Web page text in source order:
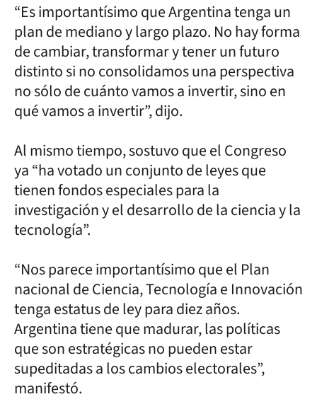
“Es importantísimo que Argentina tenga un
plan de mediano y largo plazo. No hay forma
de cambiar, transformar y tener un futuro
distinto si no consolidamos una perspectiva
no sólo de cuánto vamos a invertir, sino en
qué vamos a invertir”, dijo.
Al mismo tiempo, sostuvo que el Congreso
ya “ha votado un conjunto de leyes que
tienen fondos especiales para la
investigación y el desarrollo de la ciencia y la
tecnología”.
“Nos parece importantísimo que el Plan
nacional de Ciencia, Tecnología e Innovación
tenga estatus de ley para diez años.
Argentina tiene que madurar, las políticas
que son estratégicas no pueden estar
supeditadas a los cambios electorales”,
manifestó.